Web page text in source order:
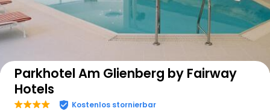
Auf der Karte anzeigen
Parkhotel Am Glienberg by Fairway
Hotels
Kostenlos stornierbar